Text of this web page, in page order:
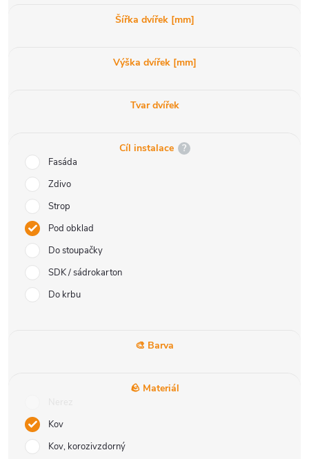
Šířka dvířek [mm]
Výška dvířek [mm]
Tvar dvířek
Cíl instalace ?
Fasáda
Zdivo
Strop
Pod obklad
Do stoupačky
SDK / sádrokarton
Do krbu
🎨 Barva
🪨 Materiál
Kov
Kov, korozivzdorný